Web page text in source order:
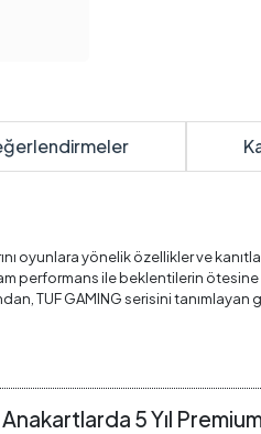
oyunlara yönelik özellikler ve
performans ile beklentilerin
GAMING serisini tanımlayan
5 Yıl